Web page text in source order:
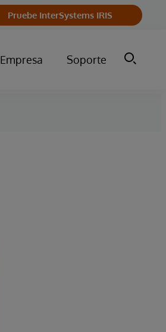
Pruebe InterSystems IRIS
Empresa Soporte